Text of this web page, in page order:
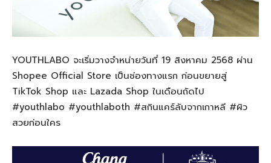
YOUTHLABO จะเริ่มวางจำหน่ายวันที่ 19 สิงหาคม 2568 ผ่าน
Shopee Official Store เป็นช่องทางแรก ก่อนขยายสู่
TikTok Shop และ Lazada Shop ในเดือนถัดไป
#youthlabo #youthlaboth #สกินแคร์ลับจากเกาหลี #ผิว
สวยก่อนใคร